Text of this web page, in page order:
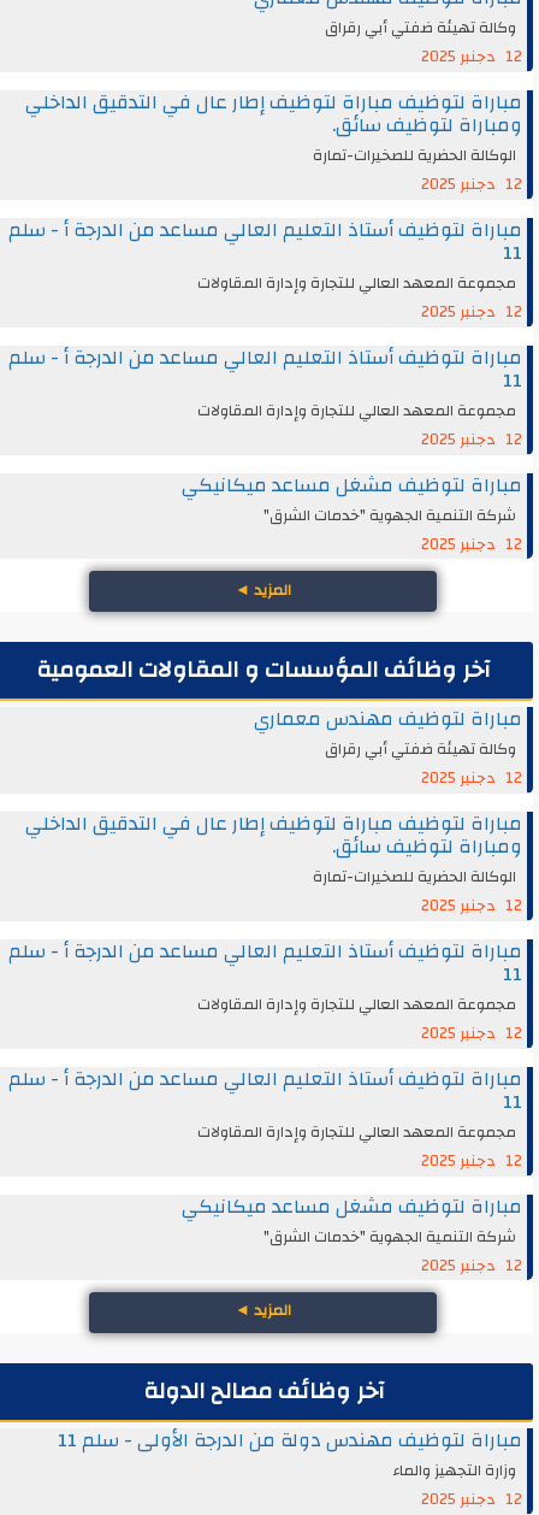
وكالة تهيئة ضفتي أبي رقراق
12 دجنبر 2025
مباراة لتوظيف مباراة لتوظيف إطار عال في التدقيق الداخلي
ومباراة لتوظيف سائق.
الوكالة الحضرية للصخيرات-تمارة
12 دجنبر 2025
مباراة لتوظيف أستاذ التعليم العالي مساعد من الدرجة أ - سلم
11
مجموعة المعهد العالي للتجارة وإدارة المقاولات
12 دجنبر 2025
مباراة لتوظيف أستاذ التعليم العالي مساعد من الدرجة أ - سلم
11
مجموعة المعهد العالي للتجارة وإدارة المقاولات
12 دجنبر 2025
مباراة لتوظيف مشغل مساعد ميكانيكي
شركة التنمية الجهوية "خدمات الشرق"
12 دجنبر 2025
المزيد◄
آخر وظائف المؤسسات و المقاولات العمومية
مباراة لتوظيف مهندس معماري
وكالة تهيئة ضفتي أبي رقراق
12 دجنبر 2025
مباراة لتوظيف مباراة لتوظيف إطار عال في التدقيق الداخلي
ومباراة لتوظيف سائق.
الوكالة الحضرية للصخيرات-تمارة
12 دجنبر 2025
مباراة لتوظيف أستاذ التعليم العالي مساعد من الدرجة أ - سلم
11
مجموعة المعهد العالي للتجارة وإدارة المقاولات
12 دجنبر 2025
مباراة لتوظيف أستاذ التعليم العالي مساعد من الدرجة أ - سلم
11
مجموعة المعهد العالي للتجارة وإدارة المقاولات
12 دجنبر 2025
مباراة لتوظيف مشغل مساعد ميكانيكي
شركة التنمية الجهوية "خدمات الشرق"
12 دجنبر 2025
المزيد◄
آخر وظائف مصالح الدولة
مباراة لتوظيف مهندس دولة من الدرجة الأولى - سلم 11
وزارة التجهيز والماء
12 دجنبر 2025